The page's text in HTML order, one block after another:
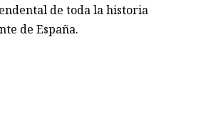
de toda la historia
de España.